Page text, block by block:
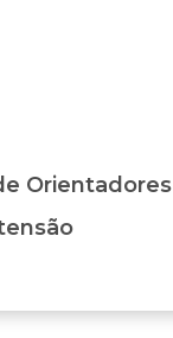
Orientadores